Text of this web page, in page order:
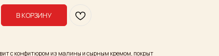
В КОРЗИНУ
с конфитюром из малины и сырным кремом, покрыт